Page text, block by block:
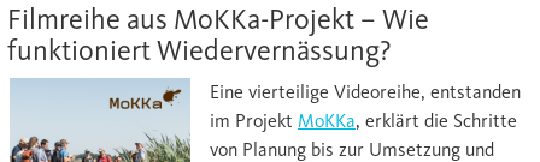
Filmreihe aus MoKKa-Projekt – Wie
funktioniert Wiedervernässung?
Eine vierteilige Videoreihe, entstanden
im Projekt MoKKa, erklärt die Schritte
von Planung bis zur Umsetzung und